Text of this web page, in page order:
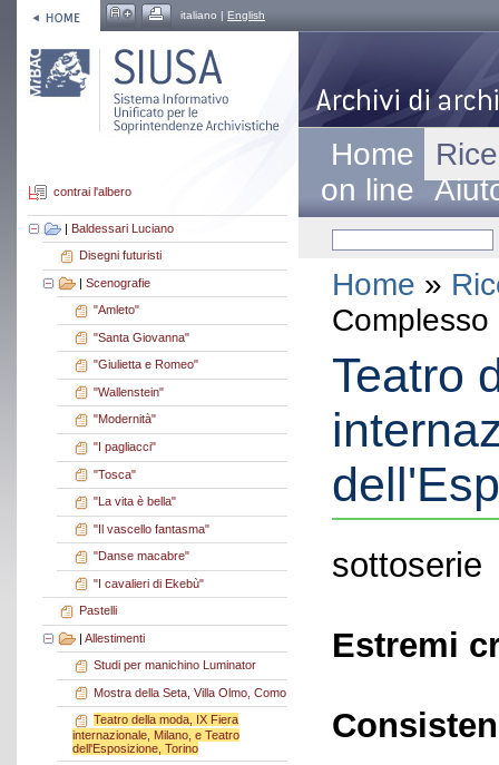
italiano | English
contrai l'albero
| Baldessari Luciano
Disegni futuristi
| Scenografie
"Amleto"
"Santa Giovanna"
"Giulietta e Romeo"
"Wallenstein"
"Modernità"
"I pagliacci"
"Tosca"
"La vita è bella"
"Il vascello fantasma"
"Danse macabre"
"I cavalieri di Ekebù"
Pastelli
| Allestimenti
Studi per manichino Luminator
Mostra della Seta, Villa Olmo, Como
Teatro della moda, IX Fiera
internazionale, Milano, e Teatro
dell'Esposizione, Torino
Home
on line
Home »
Teatro
sottoserie
Estremi